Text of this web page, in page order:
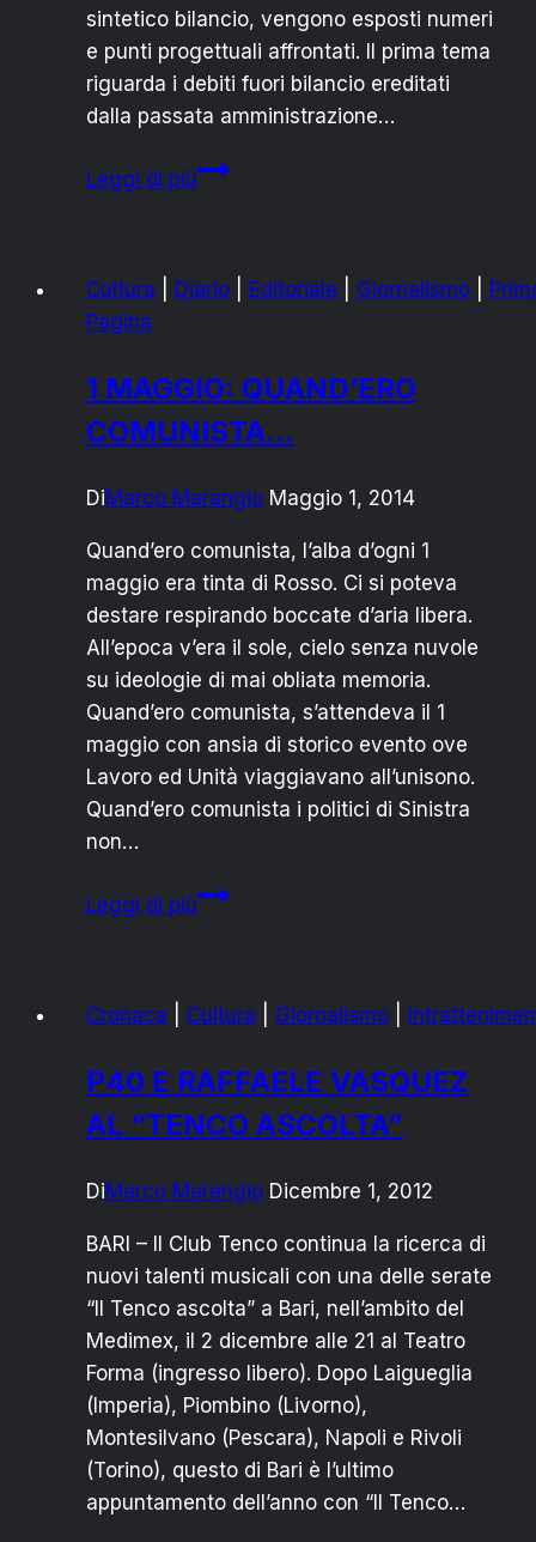
sintetico bilancio, vengono esposti numeri
e punti progettuali affrontati. Il prima tema
riguarda i debiti fuori bilancio ereditati
dalla passata amministrazione…
Leggi di piùRIZZO:
UN
AMMINISTRAZIONE
Cultura Diario Editoriale Giornalismo
Pagina
1 MAGGIO: QUAND’ERO
COMUNISTA…
DiMarco Marangio Maggio 1, 2014
Quand’ero comunista, l’alba d’ogni 1
maggio era tinta di Rosso. Ci si poteva
destare respirando boccate d’aria libera.
All’epoca v’era il sole, cielo senza nuvole
su ideologie di mai obliata memoria.
Quand’ero comunista, s’attendeva il 1
maggio con ansia di storico evento ove
Lavoro ed Unità viaggiavano all’unisono.
Quand’ero comunista i politici di Sinistra
non…
Leggi di più1
Cronaca
Cultura Giornalismo
P40 E RAFFAELE VASQUEZ
AL “TENCO ASCOLTA”
DiMarco Marangio Dicembre 1, 2012
BARI – Il Club Tenco continua la ricerca di
nuovi talenti musicali con una delle serate
“Il Tenco ascolta” a Bari, nell’ambito del
Medimex, il 2 dicembre alle 21 al Teatro
Forma (ingresso libero). Dopo Laigueglia
(Imperia), Piombino (Livorno),
Montesilvano (Pescara), Napoli e Rivoli
(Torino), questo di Bari è l’ultimo
appuntamento dell’anno con “Il Tenco…